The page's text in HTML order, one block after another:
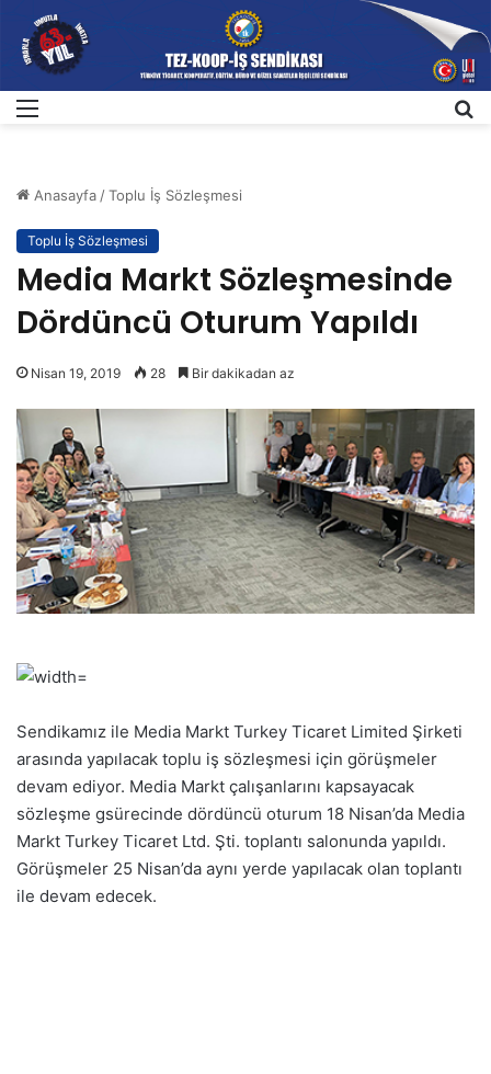
Anasayfa/Toplu İş Sözleşmesi
Toplu İş Sözleşmesi
Media Markt Sözleşmesinde
Dördüncü Oturum Yapıldı
Nisan 19, 2019 28 Bir dakikadan az
Sendikamız ile Media Markt Turkey Ticaret Limited Şirketi
arasında yapılacak toplu iş sözleşmesi için görüşmeler
devam ediyor. Media Markt çalışanlarını kapsayacak
sözleşme gsürecinde dördüncü oturum 18 Nisan’da Media
Markt Turkey Ticaret Ltd. Şti. toplantı salonunda yapıldı.
Görüşmeler 25 Nisan’da aynı yerde yapılacak olan toplantı
ile devam edecek.